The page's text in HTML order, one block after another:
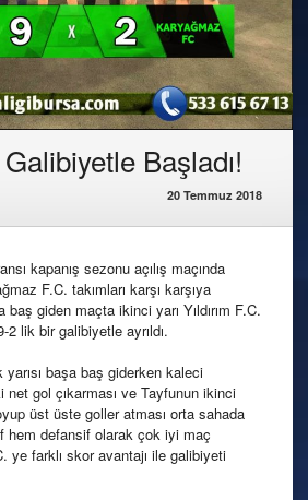
Galibiyetle Başladı!
20 Temmuz 2018
kapanış sezonu açılış maçında
F.C. takımları karşı karşıya
baş giden maçta ikinci yarı Yıldırım F.C.
lik bir galibiyetle ayrıldı.
yarısı başa baş giderken kaleci
net gol çıkarması ve Tayfunun ikinci
üst üste goller atması orta sahada
hem defansif olarak çok iyi maç
ye farklı skor avantajı ile galibiyeti